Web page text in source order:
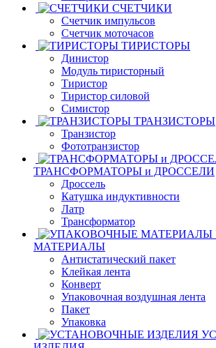
СЧЕТЧИКИ
Счетчик импульсов
Счетчик моточасов
ТИРИСТОРЫ
Динистор
Модуль тиристорный
Тиристор
Тиристор силовой
Симистор
ТРАНЗИСТОРЫ
Транзистор
Фототранзистор
ТРАНСФОРМАТОРЫ и ДРОССЕЛИ
Дроссель
Катушка индуктивности
Латр
Трансформатор
МАТЕРИАЛЫ
Антистатический пакет
Клейкая лента
Конверт
Упаковочная воздушная лента
Пакет
Упаковка